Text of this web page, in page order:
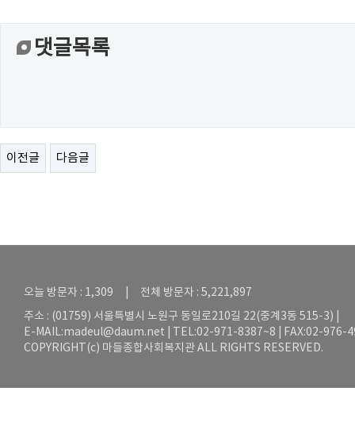
댓글목록
이전글 다음글
오늘 방문자 : 1,309 | 전체 방문자 : 5,221,897
주소 : (01759) 서울특별시 노원구 동일로210길 22(중계3동 515-3) |
E-MAIL:madeul@daum.net | TEL:02-971-8387~8 | FAX:02-976-
COPYRIGHT(c) 마들종합사회복지관 ALL RIGHTS RESERVED.